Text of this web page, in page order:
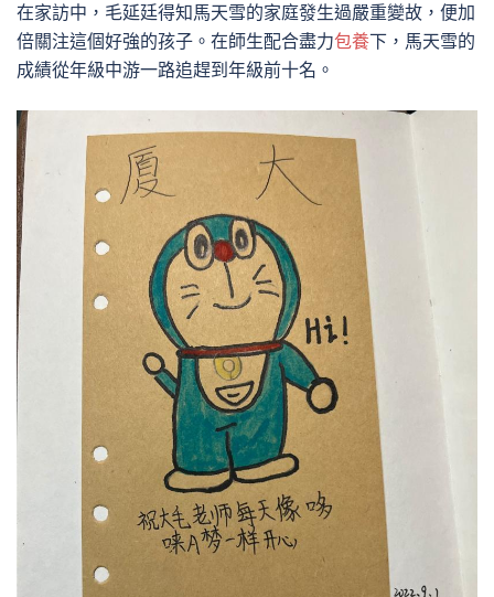
在家訪中，毛延廷得知馬天雪的家庭發生過嚴重變故，便加
倍關注這個好強的孩子。在師生配合盡力包養下，馬天雪的
成績從年級中游一路追趕到年級前十名。